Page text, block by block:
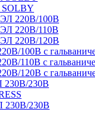
SOLBY
220В/100В
220В/110В
220В/120В
100В с
110В с
120В с
230В/230В
230В/230В